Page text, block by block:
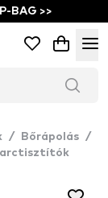
BAG >>
/ Bőrápolás /
arctisztítók